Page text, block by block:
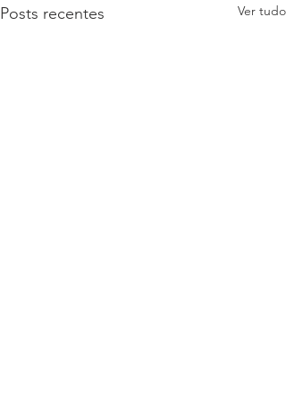
Posts recentes Ver tudo